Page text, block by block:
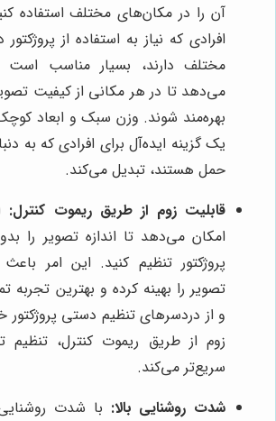
آن را در مکان‌های مختلف استفاده
افرادی که نیاز به استفاده از
مختلف دارند، بسیار مناسب
می‌دهد تا در هر مکانی از کیفیت تصویر
بهره‌مند شوند. وزن سبک و ابعاد
یک گزینه ایده‌آل برای افرادی که به
حمل هستند، تبدیل می‌کند.
قابلیت زوم از طریق ریموت کنترل:
امکان می‌دهد تا اندازه تصویر را
پروژکتور تنظیم کنید. این امر
تصویر را بهینه کرده و بهترین تجربه
و از دردسرهای تنظیم دستی
زوم از طریق ریموت کنترل، تنظیم
سریع‌تر می‌کند.
شدت روشنایی بالا: